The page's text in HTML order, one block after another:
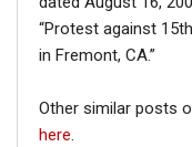
“Protest against
in Fremont, CA.”
Other similar posts
here.